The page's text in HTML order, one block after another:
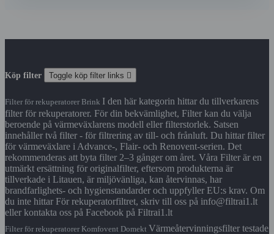
Köp filter Toggle köp filter links 
Filter för rekuperatorer Brink I den här kategorin hittar du tillverkarens
filter för rekuperatorer. För din bekvämlighet, Filter kan du välja
beroende på värmeväxlarens modell eller filterstorlek. Satsen
innehåller två filter - för filtrering av till- och frånluft. Du hittar filter
för värmeväxlare i Advance-, Flair- och Renovent-serien. Det
rekommenderas att byta filter 2–3 gånger om året. Våra Filter är en
utmärkt ersättning för originalfilter, eftersom produkterna är
tillverkade i Litauen, är miljövänliga, kan återvinnas, har
brandfarlighets- och hygienstandarder och uppfyller EU:s krav. Om
du inte hittar För rekuperatorfiltret, skriv till oss på info@filtrai1.lt
eller kontakta oss på Facebook på Filtrai1.lt
Filter för rekuperatorer Komfovent Domekt Värmeåtervinningsfilter testade